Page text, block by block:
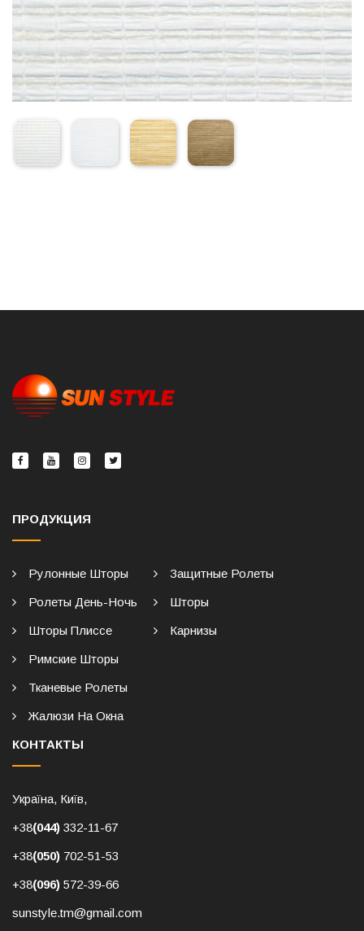
ПРОДУКЦИЯ
Рулонные Шторы
Ролеты День-Ночь
Шторы Плиссе
Римские Шторы
Тканевые Ролеты
Жалюзи На Окна
Защитные Ролеты
Шторы
Карнизы
КОНТАКТЫ
Україна, Київ,
+38(044) 332-11-67
+38(050) 702-51-53
+38(096) 572-39-66
sunstyle.tm@gmail.com